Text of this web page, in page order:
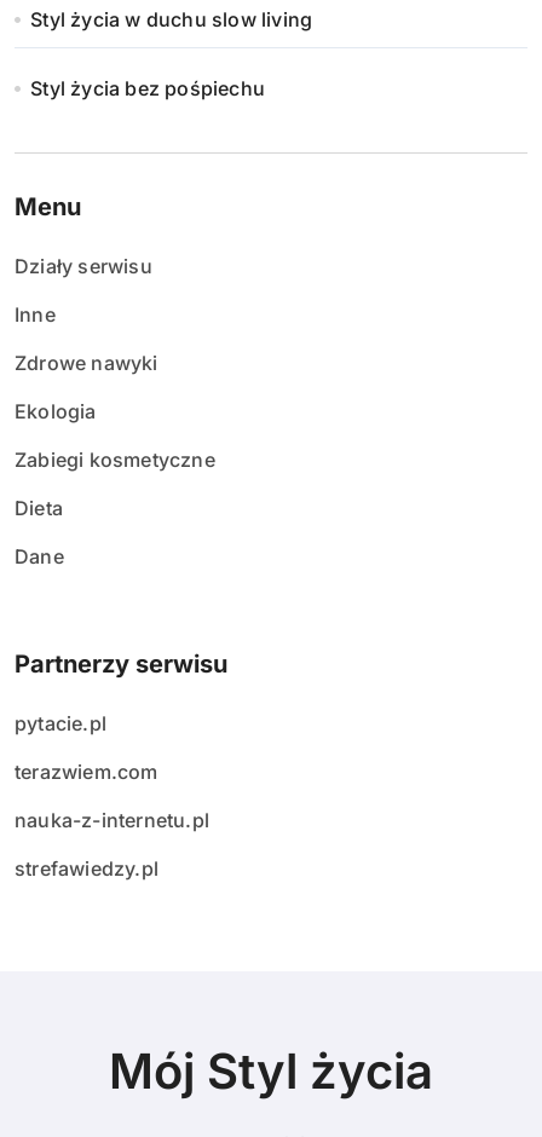
Styl życia w duchu slow living
Styl życia bez pośpiechu
Menu
Działy serwisu
Inne
Zdrowe nawyki
Ekologia
Zabiegi kosmetyczne
Dieta
Dane
Partnerzy serwisu
pytacie.pl
terazwiem.com
nauka-z-internetu.pl
strefawiedzy.pl
Mój Styl życia